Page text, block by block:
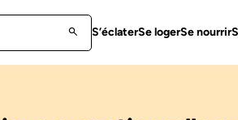
S’éclaterSe logerSe nourrir